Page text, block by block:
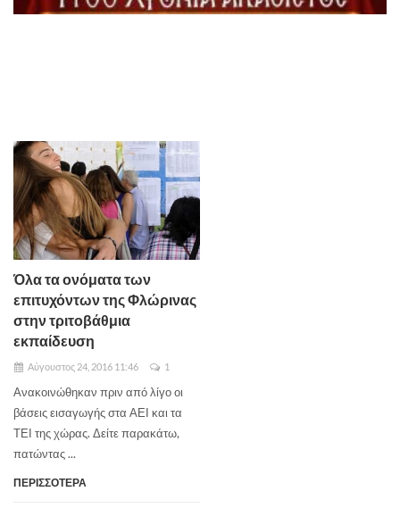
Όλα τα ονόματα των
επιτυχόντων της Φλώρινας
στην τριτοβάθμια
εκπαίδευση
Αύγουστος 24, 2016 11:46 1
Ανακοινώθηκαν πριν από λίγο οι
βάσεις εισαγωγής στα ΑΕΙ και τα
ΤΕΙ της χώρας. Δείτε παρακάτω,
πατώντας ...
ΠΕΡΙΣΣΟΤΕΡΑ